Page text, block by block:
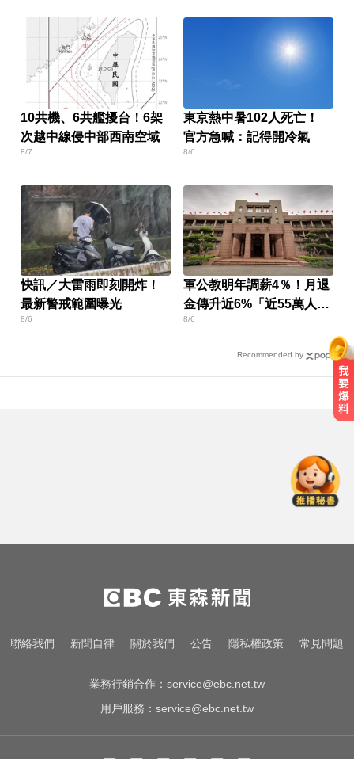
10共機、6共艦擾台！6架
次越中線侵中部西南空域
8/7
東京熱中暑102人死亡！
官方急喊：記得開冷氣
8/6
快訊／大雷雨即刻開炸！
最新警戒範圍曝光
8/6
軍公教明年調薪4％！月退
金傳升近6%「近55萬人受
惠」
8/6
Recommended by
折斷掃把刺傷女師 右眼恐失明
一變天膝蓋就發癢？李祖寧自曝半
月板變形，醫揭保骨與增肌兩大救
愛玩車／無聲超跑失寵 瑪莎拉蒂將
聯絡我們 新聞自律 關於我們 公告 隱私權政策 常見問題
業務行銷合作： service@ebc.net.tw
用戶服務： service@ebc.net.tw